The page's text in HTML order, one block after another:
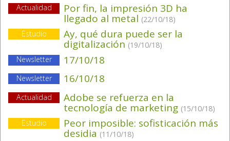
Actualidad
Por fin, la impresión 3D ha
llegado al metal (22/10/18)
Estudio
Ay, qué dura puede ser la
digitalización(19/10/18)
Newsletter
17/10/18
Newsletter 16/10/18
Actualidad Adobe se refuerza en la
tecnología de marketing (15/10/18)
Estudio
Peor imposible: sofisticación más
desidia (11/10/18)